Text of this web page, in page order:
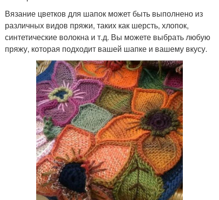
Вязание цветков для шапок может быть выполнено из
различных видов пряжи, таких как шерсть, хлопок,
синтетические волокна и т.д. Вы можете выбрать любую
пряжу, которая подходит вашей шапке и вашему вкусу.